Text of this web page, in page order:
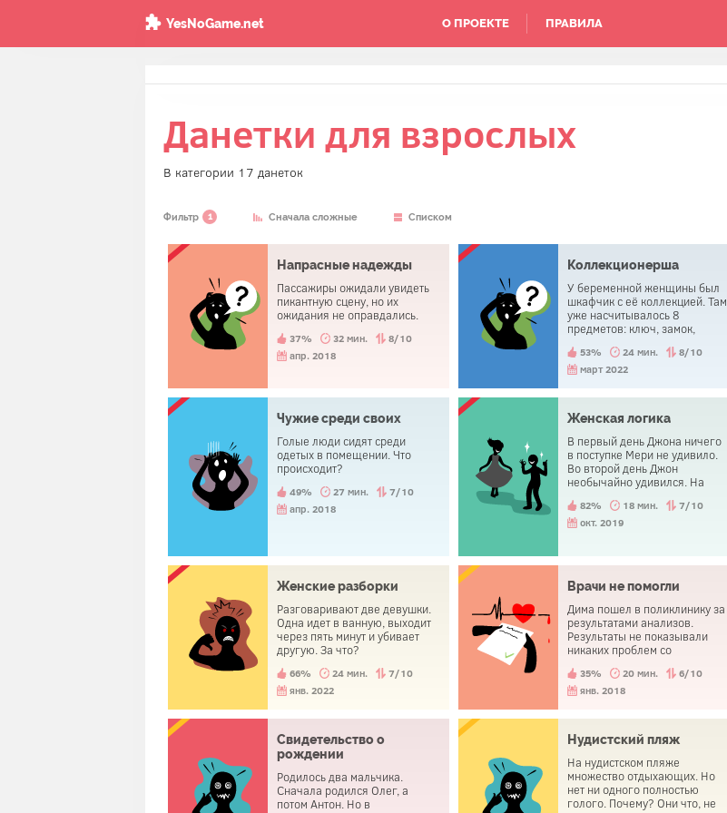
О ПРОЕКТЕ ПРАВИЛА
YesNoGame.net
Данетки для взрослых
В категории 17 данеток
Фильтр 1 Сначала сложные Списком
Напрасные надежды
Пассажиры ожидали увидеть
пикантную сцену, но их
ожидания не оправдались.
37% 32 мин.
8/10
апр. 2018
Коллекционерша
У беременной женщины был
шкафчик с её коллекцией. Там
уже насчитывалось 8
предметов: ключ, замок,
статуэтка девочки, пешка,
колпачок и кнопка. Она
предмет под номером 9, но
что-то пошло не так. Из-за
этого она попала в больницу.
53% 24 мин.
8/10
март 2022
Чужие среди своих
Голые люди сидят среди
одетых в помещении. Что
происходит?
49% 27 мин.
7/10
апр. 2018
Женская логика
В первый день Джона ничего
в поступке Мери не удивило.
Во второй день Джон
необычайно удивился. На
резко изменил к лучшему свое
мнение о женщинах.
82% 18 мин.
7/10
окт. 2019
Женские разборки
Разговаривают две девушки.
Одна идет в ванную, выходит
через пять минут и убивает
другую. За что?
66% 24 мин.
7/10
янв. 2022
Врачи не помогли
Дима пошел в поликлинику за
результатами анализов.
Результаты не показывали
никаких проблем со
совершил самоубийство
вскоре после визита.
35% 20 мин.
6/10
янв. 2018
Свидетельство о
рождении
Родилось два мальчика.
Сначала родился Олег, а
потом Антон. Но в
Нудистский пляж
На нудистском пляже
множество отдыхающих. Но
нет ни одного полностью
голого. Почему? Они что, не